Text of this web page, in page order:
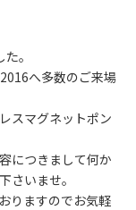
。
へ多数のご来場
スマグネットポン
につきまして何か
さいませ。
りますのでお気軽